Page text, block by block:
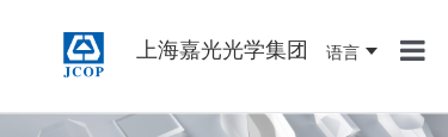
语言
上海嘉光光学集团